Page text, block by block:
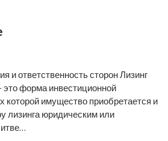
и ответственность сторон Лизинг
форма инвестиционной
которой имущество приобретается и
лизинга юридическим или